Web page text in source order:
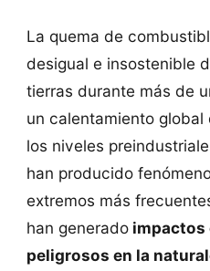
La quema de
desigual e insostenible
tierras durante más de
un calentamiento global
los niveles
han producido
extremos más
han generadoimpactos
peligrosos en la